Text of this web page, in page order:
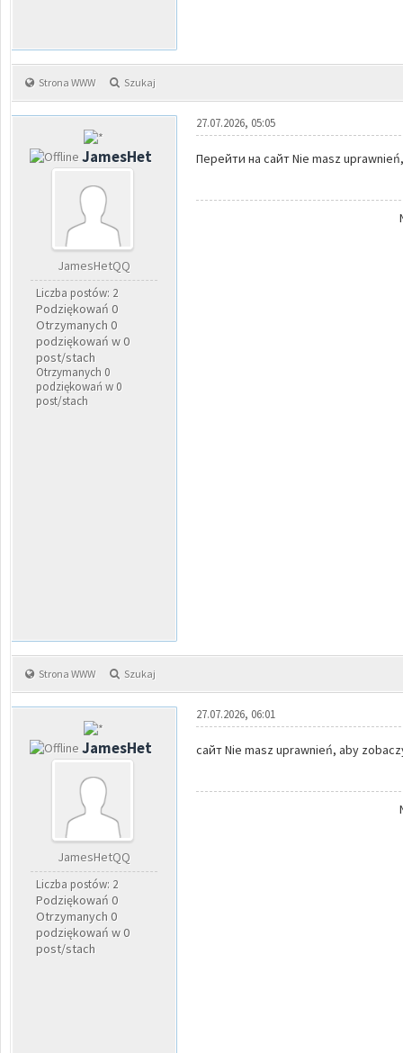
Strona WWW Szukaj
JamesHet
JamesHetQQ
Liczba postów: 2
Podziękowań 0
Otrzymanych 0
podziękowań w 0
post/stach
Otrzymanych 0
podziękowań w 0
post/stach
27.07.2026, 05:05
Перейти на сайт Nie masz
Strona WWW Szukaj
JamesHet
JamesHetQQ
Liczba postów: 2
Podziękowań 0
Otrzymanych 0
podziękowań w 0
post/stach
27.07.2026, 06:01
сайт Nie masz uprawnień, aby